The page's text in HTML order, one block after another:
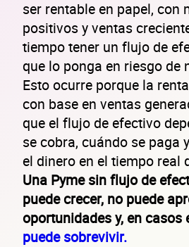
ser rentable en papel, con
positivos y ventas
tiempo tener un flujo de
que lo ponga en riesgo de
Esto ocurre porque la
con base en ventas
que el flujo de efectivo
se cobra, cuándo se paga
el dinero en el tiempo real
Una Pyme sin flujo de
puede crecer, no puede
oportunidades y, en casos
puede sobrevivir.